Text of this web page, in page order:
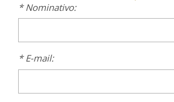
* Nominativo:
* E-mail: